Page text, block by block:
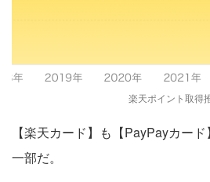
楽天ポイント取得
【楽天カード】も【PayPayカー
一部だ。